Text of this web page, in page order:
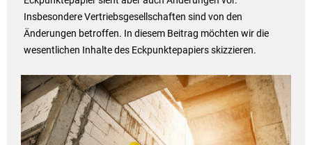
Insbesondere Vertriebsgesellschaften sind von den
Änderungen betroffen. In diesem Beitrag möchten wir die
wesentlichen Inhalte des Eckpunktepapiers skizzieren.